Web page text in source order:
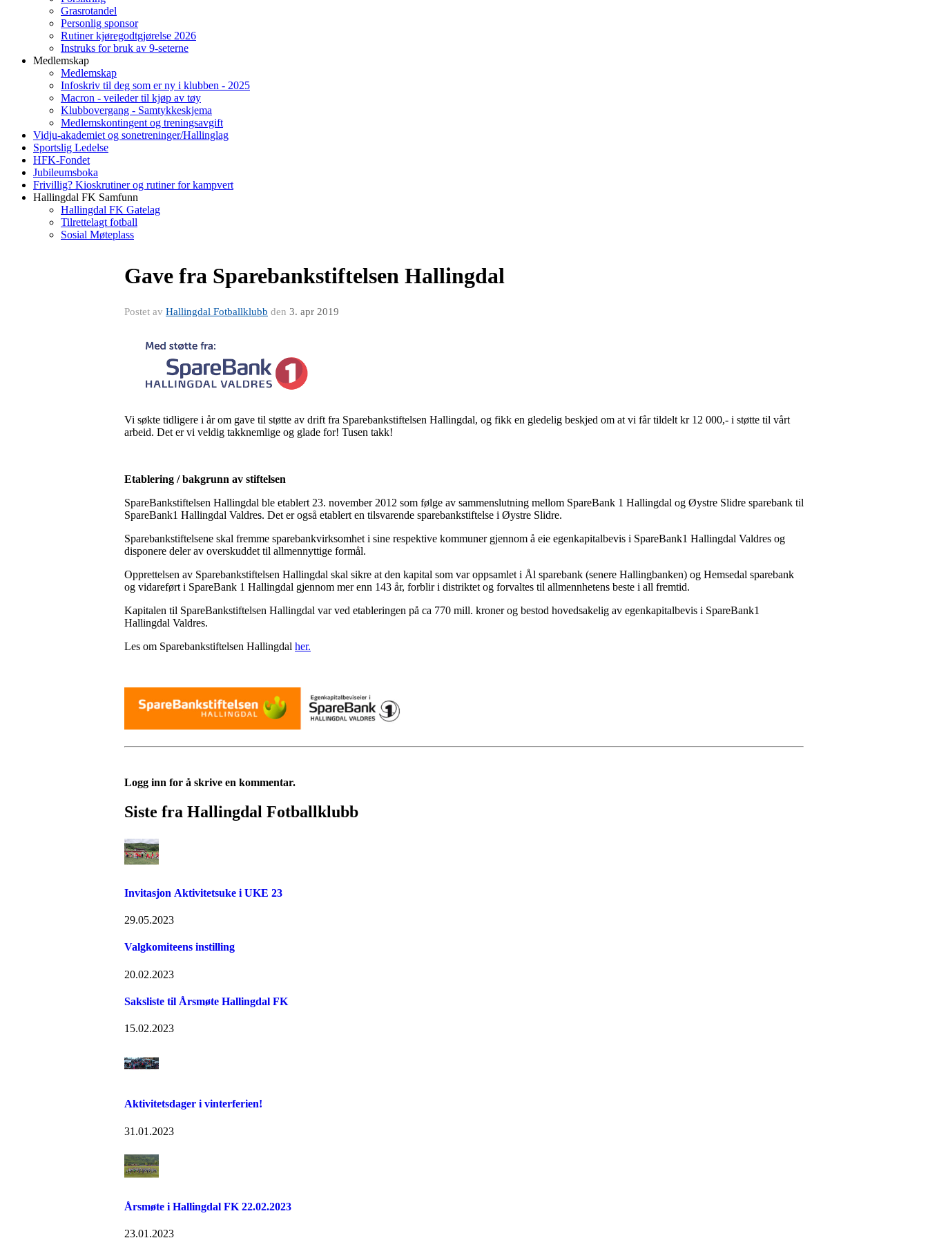
Grasrotandel
Personlig sponsor
Rutiner kjøregodtgjørelse 2026
Instruks for bruk av 9-seterne
Medlemskap
Medlemskap
Infoskriv til deg som er ny i klubben - 2025
Macron - veileder til kjøp av tøy
Klubbovergang - Samtykkeskjema
Medlemskontingent og treningsavgift
Vidju-akademiet og sonetreninger/Hallinglag
Sportslig Ledelse
HFK-Fondet
Jubileumsboka
Frivillig? Kioskrutiner og rutiner for kampvert
Hallingdal FK Samfunn
Hallingdal FK Gatelag
Tilrettelagt fotball
Sosial Møteplass
Gave fra Sparebankstiftelsen Hallingdal
Postet av Hallingdal Fotballklubb den 3. apr 2019
Vi søkte tidligere i år om gave til støtte av drift fra Sparebankstiftelsen Hallingdal, og fikk en gledelig beskjed om at vi får tildelt kr 12 000,- i støtte til vårt
arbeid. Det er vi veldig takknemlige og glade for! Tusen takk!
Etablering / bakgrunn av stiftelsen
SpareBankstiftelsen Hallingdal ble etablert 23. november 2012 som følge av sammenslutning mellom SpareBank 1 Hallingdal og Øystre Slidre sparebank til
SpareBank1 Hallingdal Valdres. Det er også etablert en tilsvarende sparebankstiftelse i Øystre Slidre.
Sparebankstiftelsene skal fremme sparebankvirksomhet i sine respektive kommuner gjennom å eie egenkapitalbevis i SpareBank1 Hallingdal Valdres og
disponere deler av overskuddet til allmennyttige formål.
Opprettelsen av Sparebankstiftelsen Hallingdal skal sikre at den kapital som var oppsamlet i Ål sparebank (senere Hallingbanken) og Hemsedal sparebank
og vidareført i SpareBank 1 Hallingdal gjennom mer enn 143 år, forblir i distriktet og forvaltes til allmennhetens beste i all fremtid.
Kapitalen til SpareBankstiftelsen Hallingdal var ved etableringen på ca 770 mill. kroner og bestod hovedsakelig av egenkapitalbevis i SpareBank1
Hallingdal Valdres.
Les om Sparebankstiftelsen Hallingdal her.
Logg inn for å skrive en kommentar.
Siste fra Hallingdal Fotballklubb
Invitasjon Aktivitetsuke i UKE 23
29.05.2023
Valgkomiteens instilling
20.02.2023
Saksliste til Årsmøte Hallingdal FK
15.02.2023
Aktivitetsdager i vinterferien!
31.01.2023
Årsmøte i Hallingdal FK 22.02.2023
23.01.2023